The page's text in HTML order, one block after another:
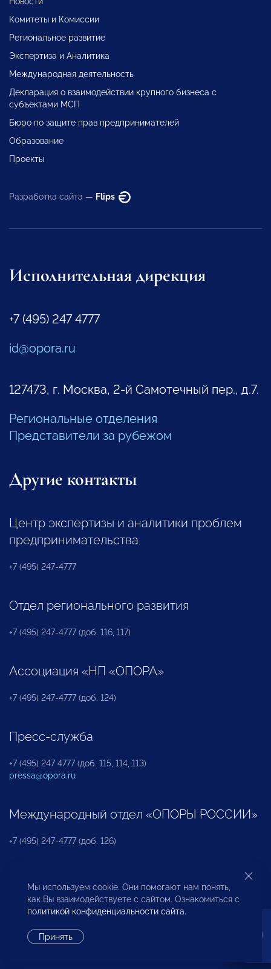
Комитеты и Комиссии
Региональное развитие
Экспертиза и Аналитика
Международная деятельность
Декларация о взаимодействии крупного бизнеса с
субъектами МСП
Бюро по защите прав предпринимателей
Образование
Проекты
Разработка сайта — Flips
Исполнительная дирекция
+7 (495) 247 4777
id@opora.ru
127473, г. Москва, 2-й Самотечный пер., д.7.
Региональные отделения
Представители за рубежом
Другие контакты
Центр экспертизы и аналитики проблем
предпринимательства
+7 (495) 247-4777
Отдел регионального развития
+7 (495) 247-4777 (доб. 116, 117)
Ассоциация «НП «ОПОРА»
+7 (495) 247-4777 (доб. 124)
Пресс-служба
+7 (495) 247 4777 (доб. 115, 114, 113)
pressa@opora.ru
Международный отдел «ОПОРЫ РОССИИ»
+7 (495) 247-4777 (доб. 126)
Бюро по защите прав предпринимателей и
инвесторов
Мы используем cookie. Они помогают нам понять,
как Вы взаимодействуете с сайтом. Ознакомиться с
политикой конфиденциальности сайта.
Принять